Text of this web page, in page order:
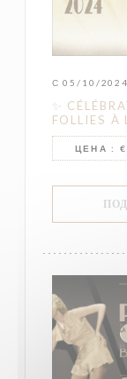
С 05/10/
✨
FOLLIES À
ЦЕНА :